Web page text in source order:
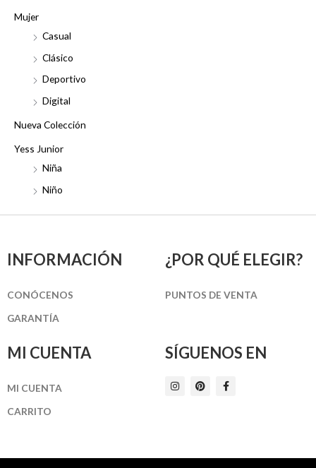
Mujer
Casual
Clásico
Deportivo
Digital
Nueva Colección
Yess Junior
Niña
Niño
INFORMACIÓN
CONÓCENOS
GARANTÍA
¿POR QUÉ ELEGIR?
PUNTOS DE VENTA
MI CUENTA
MI CUENTA
CARRITO
SÍGUENOS EN
I
n
m
P
i
t
F
a
-